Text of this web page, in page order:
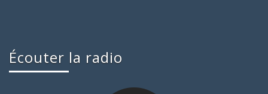
Écouter la radio